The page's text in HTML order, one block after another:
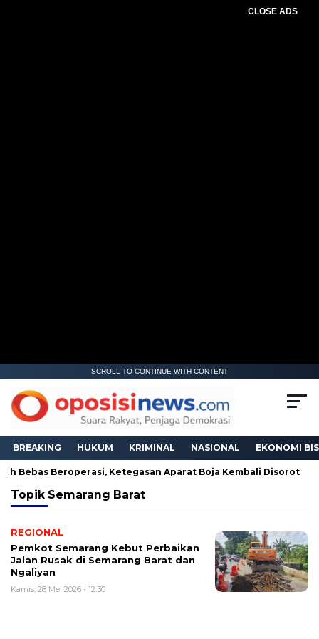
CLOSE ADS
SCROLL TO CONTINUE WITH CONTENT
BREAKING HUKUM KRIMINAL NASIONAL EKONOMI
Bebas Beroperasi, Ketegasan Aparat Boja Kembali Disorot
Topik Semarang Barat
REGIONAL
Pemkot Semarang Kebut Perbaikan
Jalan Rusak di Semarang Barat dan
Ngaliyan
Kamis, 28 Mei 2026 - 12:30